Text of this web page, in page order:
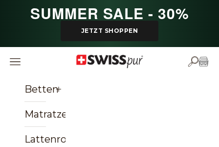
SUMMER SALE - 30%
JETZT SHOPPEN
SWISSpur
Navigationsmenü öffnen Suche
Betten
Matratzen
Lattenroste